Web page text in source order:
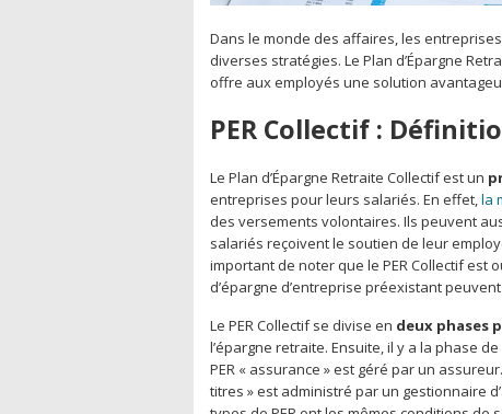
Dans le monde des affaires, les
diverses stratégies. Le Plan d’Épargne
offre aux employés une solution
PER Collectif :
Le Plan d’Épargne Retraite Collectif est un
entreprises pour leurs salariés. En effet,la
des versements volontaires. Ils peuvent
salariés reçoivent le soutien de leur
important de noter que le PER Collectif est
d’épargne d’entreprise préexistant
Le PER Collectif se divise en deux phases
l’épargne retraite. Ensuite, il y a la phase
PER « assurance » est géré par un
titres » est administré par un gestionnaire